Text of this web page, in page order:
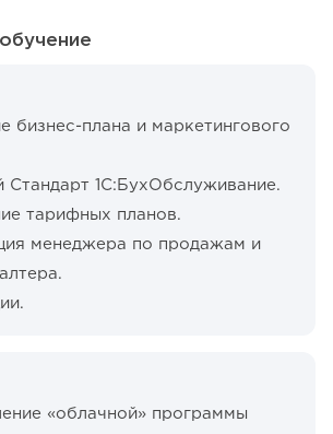
бизнес-плана и маркетингового
Стандарт 1С:БухОбслуживание.
тарифных планов.
менеджера по продажам и
«облачной» программы